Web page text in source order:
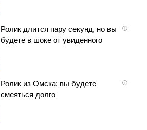
i
Ролик длится пару секунд, но вы
будете в шоке от увиденного
i
Ролик из Омска: вы будете
смеяться долго